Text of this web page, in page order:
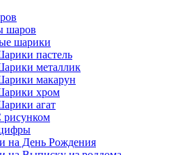
шаров
шарики
пастель
металлик
макарун
хром
агат
рисунком
на День Рождения